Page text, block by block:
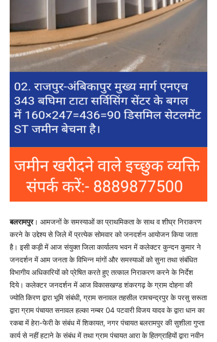
बलरामपुर। आमजनों के समस्याओं का प्राथमिकता के साथ व शीघ्र निराकरण
करने के उद्देश्य से जिले में प्रत्येक सोमवार को जनदर्शन आयोजन किया जाता
है। इसी कड़ी में आज संयुक्त जिला कार्यालय भवन में कलेक्टर कुन्दन कुमार ने
जनदर्शन में आम जनता के विभिन्न मांगों और समस्याओं को सुना तथा संबंधित
विभागीय अधिकारियों को प्रेषित करते हुए तत्काल निराकरण करने के निर्देश
दिये। कलेक्टर जनदर्शन में आज विकासखण्ड शंकरगढ़ के ग्राम दोहना की
ज्योति किरण द्वारा भूमि संबंधी, ग्राम सनावल तहसील रामचन्द्रपुर के परसु सरूता
द्वारा ग्राम पंचायत सनावल हल्का नम्बर 04 पटवारी विजय यादव के द्वारा धान का
रकबा में हेरा-फेरी के संबंध में शिकायत, नगर पंचायत बलरामपुर की सुशीला गुप्ता
कार्य से नहीं हटाने के संबंध में तथा ग्राम पंचायत आरा के हितग्राहियों द्वारा नवीन